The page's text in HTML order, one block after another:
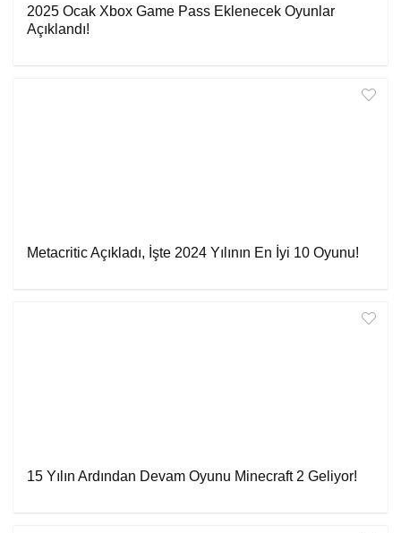
2025 Ocak Xbox Game Pass Eklenecek Oyunlar
Açıklandı!
Metacritic Açıkladı, İşte 2024 Yılının En İyi 10 Oyunu!
15 Yılın Ardından Devam Oyunu Minecraft 2 Geliyor!